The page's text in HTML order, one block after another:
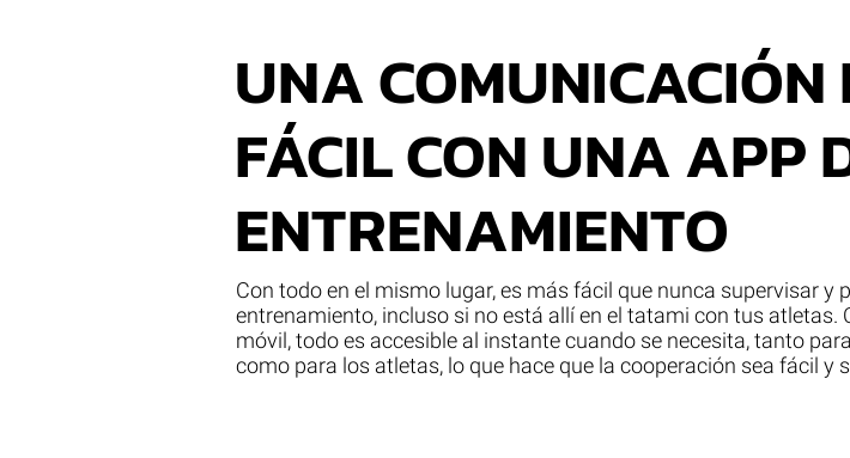
UNA COMUNICACIÓN
FÁCIL CON UNA APP
ENTRENAMIENTO
Con todo en el mismo lugar, es más fácil que nunca supervisar y
entrenamiento, incluso si no está allí en el tatami con tus atletas.
móvil, todo es accesible al instante cuando se necesita, tanto
como para los atletas, lo que hace que la cooperación sea fácil y